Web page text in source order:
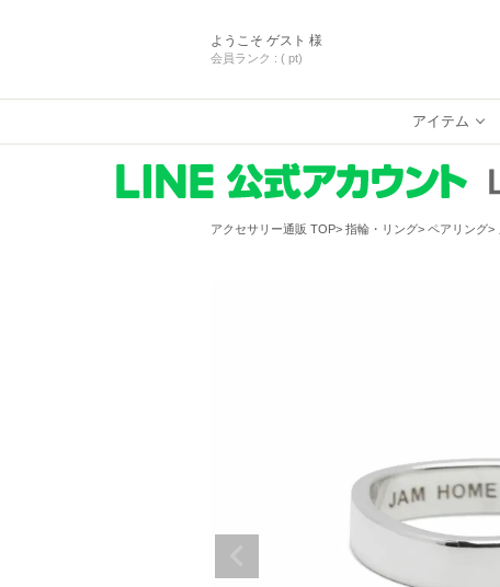
ようこそ ゲスト 様
会員ランク : ( pt)
アイテム
アクセサリー通販 TOP 指輪・リング ペアリング